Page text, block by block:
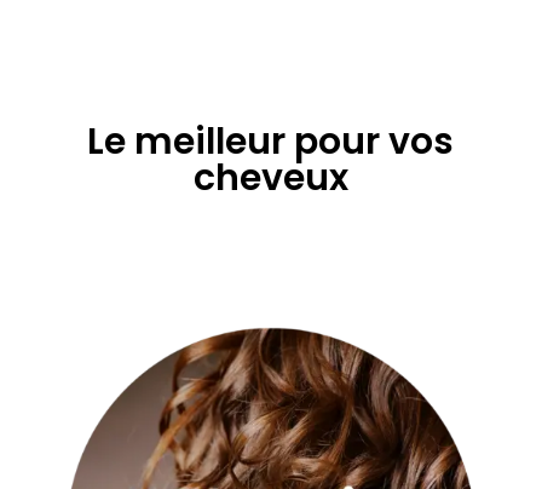
Le meilleur pour vos
cheveux